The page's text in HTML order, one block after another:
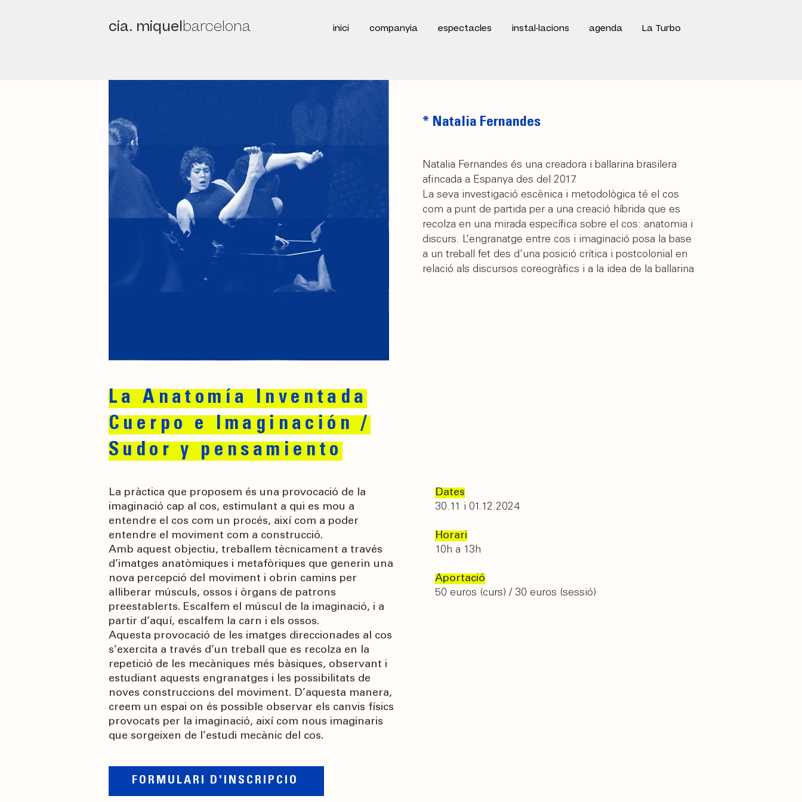
cia. miquelbarcelona inici companyia espectacles instal·lacions agenda La Turbo
* Natalia Fernandes
Natalia Fernandes és una creadora i ballarina brasilera
afincada a Espanya des del 2017.
La seva investigació escènica i metodològica té el cos
com a punt de partida per a una creació híbrida que es
recolza en una mirada específica sobre el cos: anatomia i
discurs. L’engranatge entre cos i imaginació posa la base
a un treball fet des d’una posició crítica i postcolonial en
relació als discursos coreogràfics i a la idea de la ballarina
La Anatomía Inventada
Cuerpo e Imaginación /
Sudor y pensamiento
La pràctica que proposem és una provocació de la
imaginació cap al cos, estimulant a qui es mou a
entendre el cos com un procés, així com a poder
entendre el moviment com a construcció.
Amb aquest objectiu, treballem tècnicament a través
d’imatges anatòmiques i metafòriques que generin una
nova percepció del moviment i obrin camins per
alliberar músculs, ossos i òrgans de patrons
preestablerts. Escalfem el múscul de la imaginació, i a
partir d’aquí, escalfem la carn i els ossos.
Aquesta provocació de les imatges direccionades al cos
s’exercita a través d’un treball que es recolza en la
repetició de les mecàniques més bàsiques, observant i
estudiant aquests engranatges i les possibilitats de
noves construccions del moviment. D’aquesta manera,
creem un espai on és possible observar els canvis físics
provocats per la imaginació, així com nous imaginaris
que sorgeixen de l’estudi mecànic del cos.
Dates
30.11 i 01.12.2024
Horari
10h a 13h
Aportació
50 euros (curs) / 30 euros (sessió)
FORMULARI D'INSCRIPCIÓ